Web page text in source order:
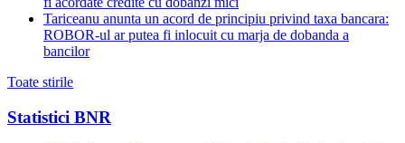
Tariceanu anunta un acord de principiu privind taxa bancara:
ROBOR-ul ar putea fi inlocuit cu marja de dobanda a
bancilor
Toate stirile
Statistici BNR